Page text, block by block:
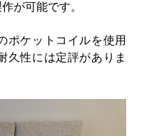
が可能です。
ケットコイルを使用
久性には定評がありま